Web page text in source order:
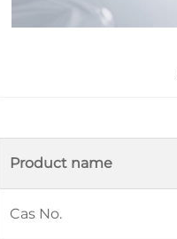
Product name
Cas No.